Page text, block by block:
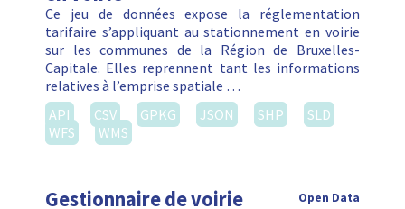
Ce jeu de données expose la réglementation
tarifaire s’appliquant au stationnement en voirie
sur les communes de la Région de Bruxelles-
Capitale. Elles reprennent tant les informations
relatives à l’emprise spatiale …
API
CSV GPKG JSON SHP
SLD
WFS
WMS
Gestionnaire de voirie
Open Data